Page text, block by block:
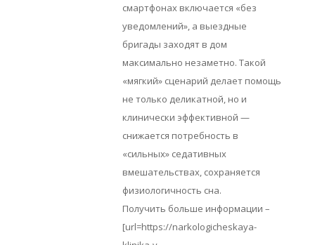
смартфонах включается «без
уведомлений», а выездные
бригады заходят в дом
максимально незаметно. Такой
«мягкий» сценарий делает помощь
не только деликатной, но и
клинически эффективной —
снижается потребность в
«сильных» седативных
вмешательствах, сохраняется
физиологичность сна.
Получить больше информации –
[url=https://narkologicheskaya-